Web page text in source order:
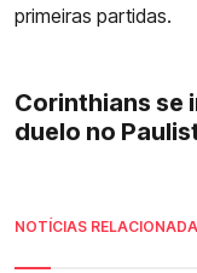
primeiras partidas.
Corinthians se
duelo no
NOTÍCIAS